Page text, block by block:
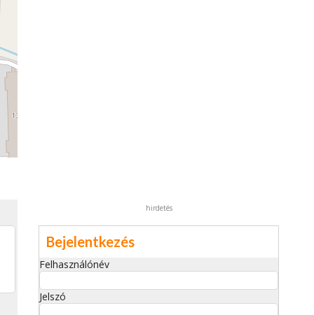
hirdetés
Bejelentkezés
Felhasználónév
Jelszó